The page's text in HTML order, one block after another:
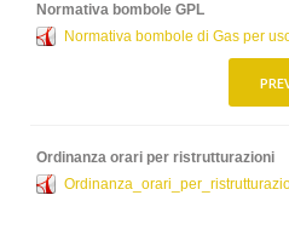
Contatti
Normativa bombole GPL
Normativa bombole di Gas per
Ordinanza orari per ristrutturazioni